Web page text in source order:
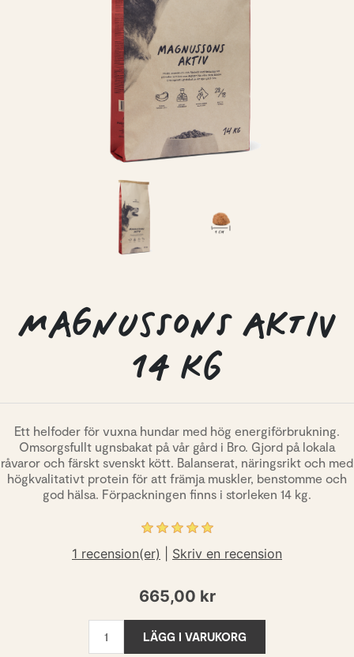
MAGNUSSONS AKTIV
14 KG
Ett helfoder för vuxna hundar med hög energiförbrukning.
Omsorgsfullt ugnsbakat på vår gård i Bro. Gjord på lokala
råvaror och färskt svenskt kött. Balanserat, näringsrikt och med
högkvalitativt protein för att främja muskler, benstomme och
god hälsa. Förpackningen finns i storleken 14 kg.
1 recension(er) Skriv en recension
665,00 kr
LÄGG I VARUKORG